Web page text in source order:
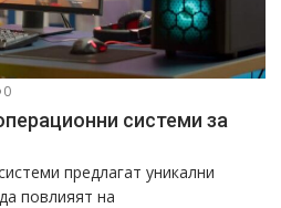
0
системи за
предлагат уникални
повлияят на